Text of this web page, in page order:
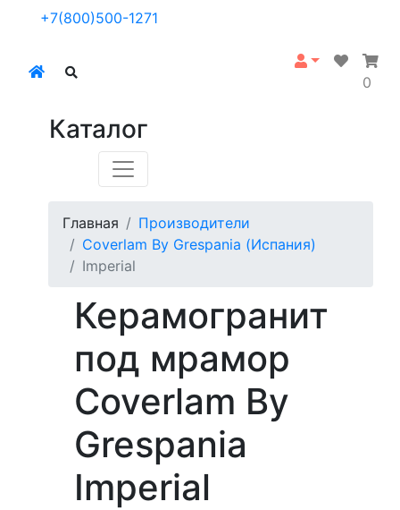
+7(800)500-1271
0
Каталог
Главная
Производители
Coverlam By Grespania (Испания)
Imperial
Керамогранит
под мрамор
Coverlam By
Grespania
Imperial